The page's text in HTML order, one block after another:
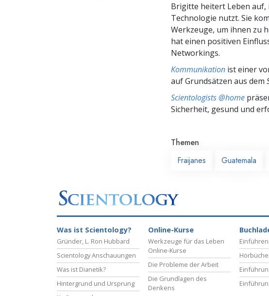
Brigitte heitert Leben auf,
Technologie nutzt. Sie
Werkzeuge, um ihnen zu
hat einen positiven
Networkings.
Kommunikation ist einer
auf Grundsätzen aus dem
Scientologists @home
Sicherheit, gesund und
Themen
Fraijanes
Guatemala
Was ist Scientology?
Gründer, L. Ron Hubbard
Scientology Anschauungen
Was ist Dianetik?
Hintergrund und Ursprung
Online-Kurse
Werkzeuge für das Leben
Online-Kurse
Die Probleme der Arbeit
Die Grundlagen des
Denkens